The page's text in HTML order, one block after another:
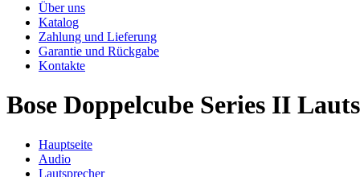
Über uns
Katalog
Zahlung und Lieferung
Garantie und Rückgabe
Kontakte
Bose Doppelcube Series II
Hauptseite
Audio
Lautsprecher